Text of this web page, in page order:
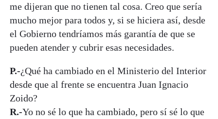
me dijeran que no tienen tal cosa. Creo que sería
mucho mejor para todos y, si se hiciera así, desde
el Gobierno tendríamos más garantía de que se
pueden atender y cubrir esas necesidades.
P.-¿Qué ha cambiado en el Ministerio del Interior
desde que al frente se encuentra Juan Ignacio
Zoido?
R.-Yo no sé lo que ha cambiado, pero sí sé lo que